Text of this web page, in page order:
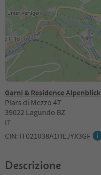
Garni & Residence Alpenblick
Plars di Mezzo 47
39022 Lagundo BZ
IT
CIN: IT021038A1HEJYX3GF
Descrizione